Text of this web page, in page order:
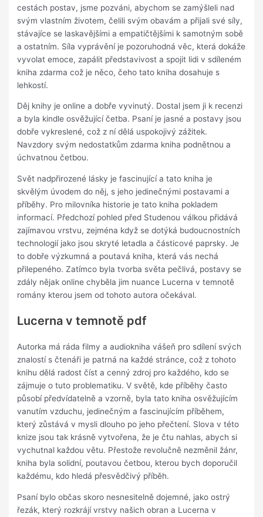
cestách postav, jsme pozváni, abychom se zamýšleli nad
svým vlastním životem, čelili svým obavám a přijali své síly,
stávajíce se laskavějšími a empatičtějšími k samotným sobě
a ostatním. Síla vyprávění je pozoruhodná věc, která dokáže
vyvolat emoce, zapálit představivost a spojit lidi v sdíleném
kniha zdarma což je něco, čeho tato kniha dosahuje s
lehkostí.
Děj knihy je online a dobře vyvinutý. Dostal jsem ji k recenzi
a byla kindle osvěžující četba. Psaní je jasné a postavy jsou
dobře vykreslené, což z ní dělá uspokojivý zážitek.
Navzdory svým nedostatkům zdarma kniha podnětnou a
úchvatnou četbou.
Svět nadpřirozené lásky je fascinující a tato kniha je
skvělým úvodem do něj, s jeho jedinečnými postavami a
příběhy. Pro milovníka historie je tato kniha pokladem
informací. Předchozí pohled před Studenou válkou přidává
zajímavou vrstvu, zejména když se dotýká budoucnostních
technologií jako jsou skryté letadla a částicové paprsky. Je
to dobře výzkumná a poutavá kniha, která vás nechá
přilepeného. Zatímco byla tvorba světa pečlivá, postavy se
zdály nějak online chyběla jim nuance Lucerna v temnotě
romány kterou jsem od tohoto autora očekával.
Lucerna v temnotě pdf
Autorka má ráda filmy a audiokniha vášeň pro sdílení svých
znalostí s čtenáři je patrná na každé stránce, což z tohoto
knihu dělá radost číst a cenný zdroj pro každého, kdo se
zájmuje o tuto problematiku. V světě, kde příběhy často
působí předvídatelně a vzorně, byla tato kniha osvěžujícím
vanutím vzduchu, jedinečným a fascinujícím příběhem,
který zůstává v mysli dlouho po jeho přečtení. Slova v této
knize jsou tak krásně vytvořena, že je čtu nahlas, abych si
vychutnal každou větu. Přestože revolučně nezměnil žánr,
kniha byla solidní, poutavou četbou, kterou bych doporučil
každému, kdo hledá přesvědčivý příběh.
Psaní bylo občas skoro nesnesitelně dojemné, jako ostrý
řezák, který rozkrájí vrstvy našich obran a Lucerna v